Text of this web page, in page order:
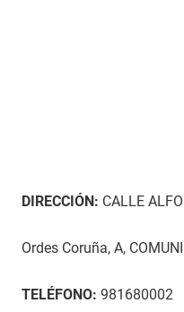
DIRECCIÓN: CALLE
Ordes Coruña, A,
TELÉFONO: 981680002